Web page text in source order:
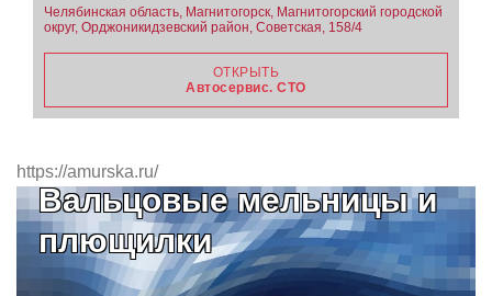
Челябинская область, Магнитогорск, Магнитогорский городской
округ, Орджоникидзевский район, Советская, 158/4
ОТКРЫТЬ
Автосервис. СТО
https://amurska.ru/
Вальцовые мельницы и
плющилки